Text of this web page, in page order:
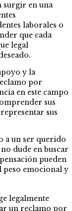
surgir en una
laborales o
que cada
legal
y la
por
en este campo
sus
sus
a un ser querido
dude en buscar
pueden
peso emocional y
legalmente
un reclamo por